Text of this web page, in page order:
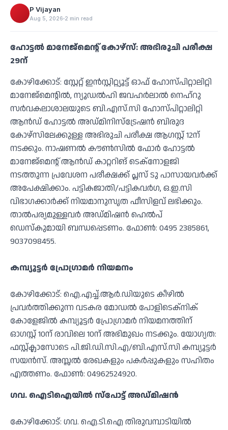
P Vijayan
Aug 5, 2026 2 min read
ഹോട്ടല്‍ മാനേജ്മെന്റ് കോഴ്സ്: അഭിരുചി പരീക്ഷ
29ന്
കോഴിക്കോട്: സ്റ്റേറ്റ് ഇന്‍സ്റ്റിറ്റ്യൂട്ട് ഓഫ് ഹോസ്പിറ്റാലിറ്റി
മാനേജ്മെന്റില്‍, ന്യൂഡല്‍ഹി ജവഹര്‍ലാല്‍ നെഹ്റു
സര്‍വകലാശാലയുടെ ബി.എസ്.സി ഹോസ്പിറ്റാലിറ്റി
ആന്‍ഡ് ഹോട്ടല്‍ അഡ്മിനിസ്ട്രേഷന്‍ ബിരുദ
കോഴ്സിലേക്കുള്ള അഭിരുചി പരീക്ഷ ആഗസ്റ്റ് 12ന്
നടക്കും. നാഷണല്‍ കൗണ്‍സില്‍ ഫോര്‍ ഹോട്ടല്‍
മാനേജ്മെന്റ് ആന്‍ഡ് കാറ്ററിങ് ടെക്നോളജി
നടത്തുന്ന പ്രവേശന പരീക്ഷക്ക് പ്ലസ് ടു പാസായവര്‍ക്ക്
അപേക്ഷിക്കാം. പട്ടികജാതി/പട്ടികവര്‍ഗ, ഒ.ഇ.സി
വിഭാഗക്കാര്‍ക്ക് നിയമാനുസൃത ഫീസിളവ് ലഭിക്കും.
താല്‍പര്യമുള്ളവര്‍ അഡ്മിഷന്‍ ഹെല്‍പ്
ഡെസ്‌കുമായി ബന്ധപ്പെടണം. ഫോണ്‍: 0495 2385861,
9037098455.
കമ്പ്യൂട്ടര്‍ പ്രോഗ്രാമര്‍ നിയമനം
കോഴിക്കോട്: ഐ.എച്ച്.ആര്‍.ഡിയുടെ കീഴില്‍
പ്രവര്‍ത്തിക്കുന്ന വടകര മോഡല്‍ പോളിടെക്‌നിക്
കോളേജില്‍ കമ്പ്യൂട്ടര്‍ പ്രോഗ്രാമര്‍ നിയമനത്തിന്
ഓഗസ്റ്റ് 10ന് രാവിലെ 10ന് അഭിമുഖം നടക്കും. യോഗ്യത:
ഫസ്റ്റ്ക്ലാസോടെ പി.ജി.ഡി.സി.എ/ബി.എസ്.സി കമ്പ്യൂട്ടര്‍
സയന്‍സ്. അസ്സല്‍ രേഖകളും പകര്‍പ്പുകളും സഹിതം
എത്തണം. ഫോണ്‍: 04962524920.
ഗവ. ഐടിഐയില്‍ സ്‌പോട്ട് അഡ്മിഷൻ
കോഴിക്കോട്: ഗവ. ഐ.ടി.ഐ തിരുവമ്പാടിയില്‍